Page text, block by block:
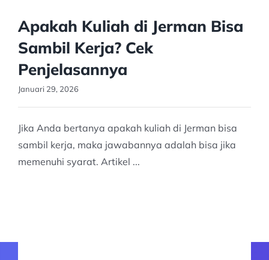
Apakah Kuliah di Jerman Bisa
Sambil Kerja? Cek
Penjelasannya
Januari 29, 2026
Jika Anda bertanya apakah kuliah di Jerman bisa
sambil kerja, maka jawabannya adalah bisa jika
memenuhi syarat. Artikel ...